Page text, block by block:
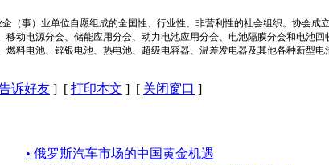
（事）业单位自愿组成的全国性、行业性、非营利性的社会组织。协会
动电源分会、储能应用分会、动力电池应用分会、电池隔膜分会和电池回
料电池、锌银电池、热电池、超级电容器、温差发电器及其他各种新型
诉好友 ] [ 打印本文 ] [ 关闭窗口 ]
• 俄罗斯汽车市场的中国黄金机遇